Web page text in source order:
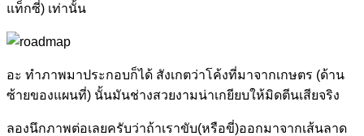
แท็กซี่) เท่านั้น
อะ ทำภาพมาประกอบก็ได้ สังเกตว่าโค้งที่มาจากเกษตร (ด้าน
ซ้ายของแผนที่) นั้นมันช่างสวยงามน่าเกยียบให้มิดตีนเสียจริง
ลองนึกภาพต่อเลยครับว่าถ้าเราขับ(หรือขี่)ออกมาจากเส้นลาด